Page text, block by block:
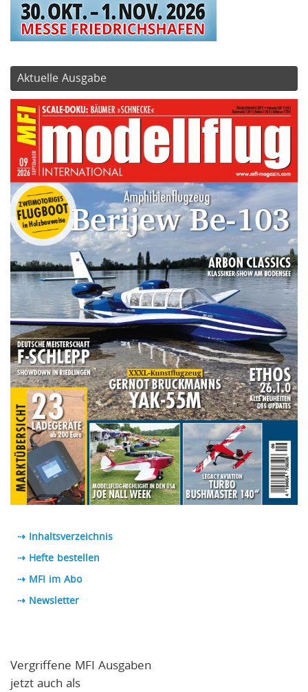
Aktuelle Ausgabe
⇢ Inhaltsverzeichnis
⇢ Hefte bestellen
⇢ MFI im Abo
⇢ Newsletter
Vergriffene MFI Ausgaben
jetzt auch als